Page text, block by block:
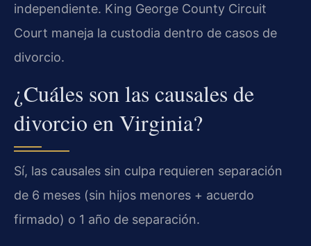
independiente. King George County Circuit
Court maneja la custodia dentro de casos de
divorcio.
¿Cuáles son las causales de
divorcio en Virginia?
Sí, las causales sin culpa requieren separación
de 6 meses (sin hijos menores + acuerdo
firmado) o 1 año de separación.